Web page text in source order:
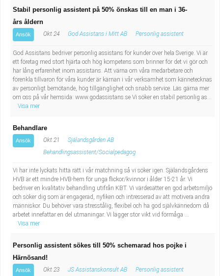
Stabil personlig assistent på 50% önskas till en man i 36-
års åldern
Ansök Okt 24 God Assistans i Mitt AB Personlig assistent
God Assistans bedriver personlig assistans för kunder över hela Sverige. Vi är
ett företag med stort hjärta och hög kompetens som brinner för det vi gör och
har lång erfarenhet inom assistans. Att värna om våra medarbetare och
förenkla tillvaron för våra kunder är kärnan i vår verksamhet som kännetecknas
av personligt bemötande, hög tillgänglighet och snabb service. Läs gärna mer
om oss på vår hemsida: www.godassistans.se Vi söker en stabil personlig as...
Visa mer
Behandlare
Ansök Okt 21
Själandsgården AB
Behandlingsassistent/Socialpedagog
Vi har inte lyckats hitta rätt i vår matchning så vi söker igen. Själandsgårdens
HVB är ett mindre HVB-hem för unga flickor/kvinnor i ålder 15-21 år. Vi
bedriver en kvalitativ behandling utifrån KBT. Vi värdesätter en god arbetsmiljö
och söker dig som är engagerad, nyfiken och intresserad av att motivera andra
människor. Du behöver vara stresstålig, flexibel och ha god självkännedom då
arbetet innefattar en del utmaningar. Vi lägger stor vikt vid förmåga ...
Visa mer
Personlig assistent sökes till 50% schemarad hos pojke i
Härnösand!
Ansök Okt 23 JS Assistanskonsult AB Personlig assistent